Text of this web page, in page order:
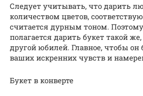
Следует учитывать, что дарить
количеством цветов,
считается дурным тоном.
полагается дарить букет такой
другой юбилей. Главное, чтобы
ваших искренних чувств и
Букет в конверте